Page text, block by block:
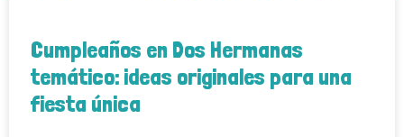
Cumpleaños en Dos Hermanas
temático: ideas originales para una
fiesta única